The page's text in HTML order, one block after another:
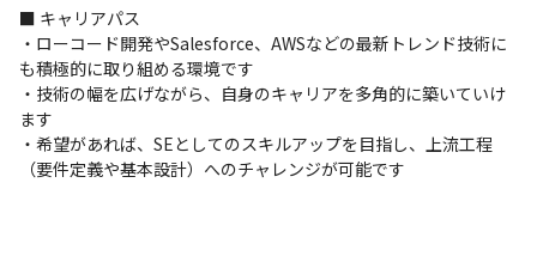
■ キャリアパス
・ローコード開発やSalesforce、AWSなどの最新トレンド技術に
も積極的に取り組める環境です
・技術の幅を広げながら、自身のキャリアを多角的に築いていけ
ます
・希望があれば、SEとしてのスキルアップを目指し、上流工程
（要件定義や基本設計）へのチャレンジが可能です